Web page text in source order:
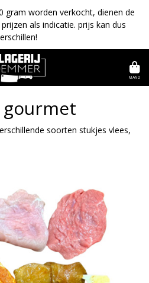
gram worden verkocht, dienen de
als indicatie. prijs kan dus
MAND
gourmet
soorten stukjes vlees,